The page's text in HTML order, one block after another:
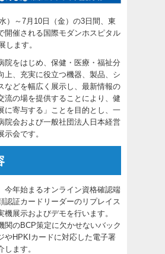
）～7月10日（金）の3日間、東
開催される国際モダンホスピタル
します。
院をはじめ、保健・医療・福祉分
上、充実に役立つ機器、製品、シ
などを幅広く展示し、最新情報の
流の場を提供することにより、健
に寄与する」ことを目的とし、一
院会および一般社団法人日本経営
会です。
今年始まるオンライン資格確認端
認証カードリーダーのリプレイス
機展示およびデモを行います。
関のBCP策定に欠かせないバック
やHPKIカードに対応した電子署
ます。